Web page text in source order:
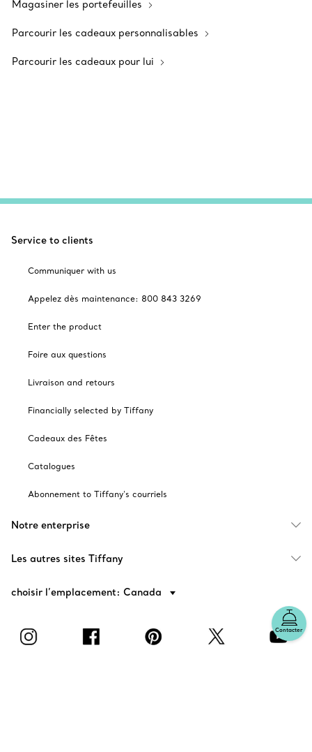
Magasiner les portefeuilles
Parcourir les cadeaux personnalisables
Parcourir les cadeaux pour lui
Contacter
Service to clients
Communiquer with us
Appelez dès maintenance: 800 843 3269
Enter the product
Foire aux questions
Livraison and retours
Financially selected by Tiffany
Cadeaux des Fêtes
Catalogues
Abonnement to Tiffany's courriels
Notre enterprise
Les autres sites Tiffany
choisir l’emplacement: Canada